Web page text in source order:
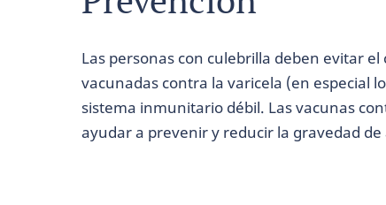
Las personas con culebrilla deben evitar
vacunadas contra la varicela (en especial
sistema inmunitario débil. Las vacunas
ayudar a prevenir y reducir la gravedad